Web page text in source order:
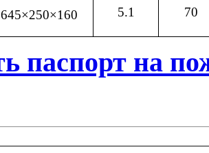
645×250×160 5.1 70
паспорт на